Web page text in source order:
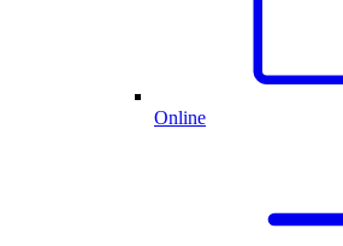
Online